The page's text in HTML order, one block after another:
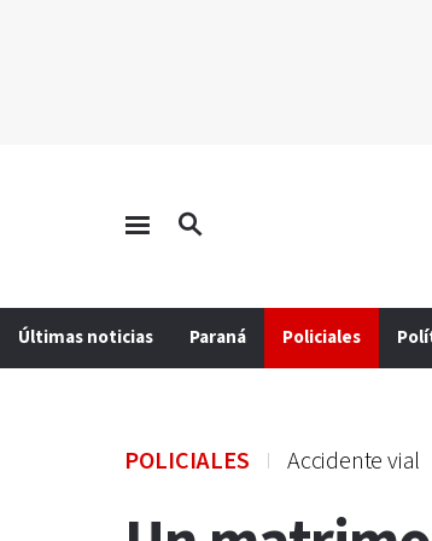
Últimas noticias Paraná Policiales
POLICIALES Accidente vial